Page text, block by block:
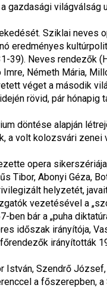
gazdasági világválság
Sziklai neves
eredményes
39). Neves rendezők
Németh Mária,
véget a második
rövid, pár hónapig
döntése alapján
a volt kolozsvári zenei
opera
Tibor, Abonyi Géza,
helyzetét,
vezetésével a
bár a „puha
időszak irányítója,
irányították
István, Szendrő József,
a főszerepben,